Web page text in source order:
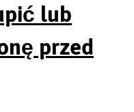
lub
przed